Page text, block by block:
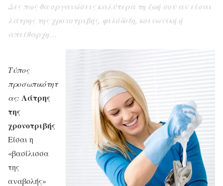
Δες πως θα οργανώσεις καλύτερα τη ζωή σου αν είσαι
λάτρης της χρονοτριβής, φιλόδοξη, κοινωνική ή
απείθαρχη…
Τύπος
προσωπικότητ
ας: Λάτρης
της
χρονοτριβής
Είσαι η
«βασίλισσα
της
αναβολής»